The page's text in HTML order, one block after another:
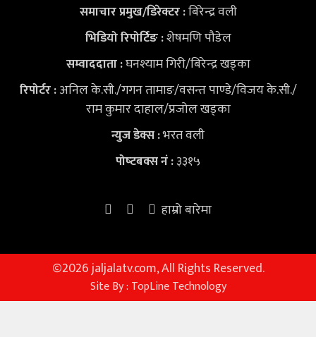
समाचार प्रमुख/डिरेक्टर :बिरेन्द्र वली
भिडियोरिपोर्टिङ :शेषमणि पौडेल
सम्वाददाता :घनश्याम गिरी/बिरेन्द्र खड्का
रिपोर्टर :अनिल के.सी./गगन तामाङ/वसन्त पाण्डे/विजय के.सी./
राम कुमार दाहाल/प्रजोल खड्का
न्युज डेक्स:भरत वली
पोष्‍टबक्स नं :३३१५
हाम्रो बारेमा
©2026 jaljalatv.com, All Rights Reserved.
Site By : TopLine Technology